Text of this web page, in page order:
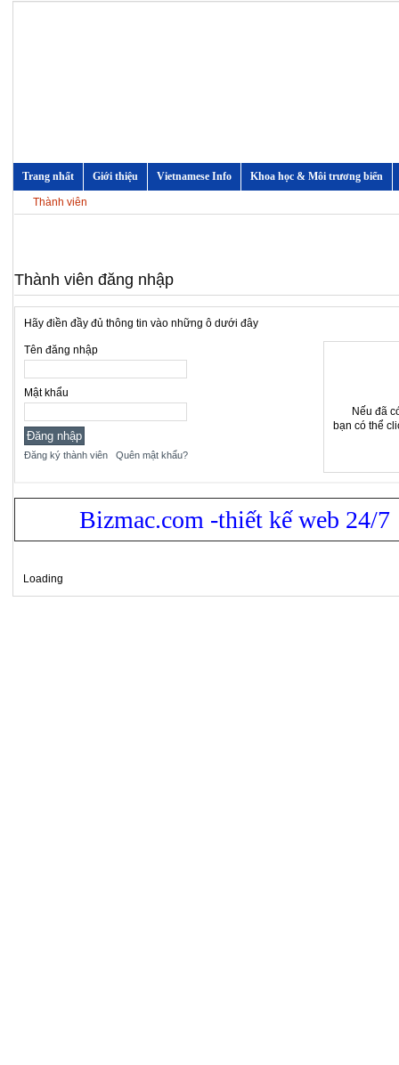
Trang nhất Giới thiệu Vietnamese Info Khoa học & Môi trương biển
Thành viên
Thành viên đăng nhập
Hãy điền đầy đủ thông tin vào những ô dưới đây
Tên đăng nhập
Mật khẩu
Đăng ký thành viên Quên mật khẩu?
Nếu đã
bạn có thể
Bizmac.com -thiết kế web 24/7
Loading